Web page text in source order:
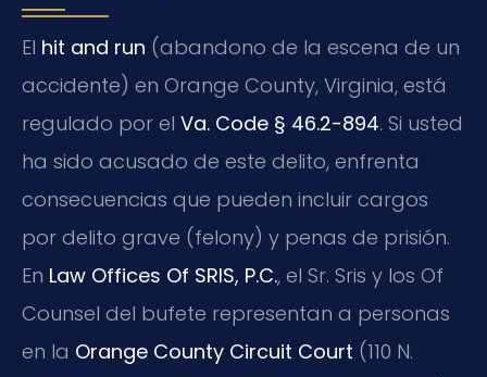
El hit and run (abandono de la escena de un
accidente) en Orange County, Virginia, está
regulado por el Va. Code § 46.2-894. Si usted
ha sido acusado de este delito, enfrenta
consecuencias que pueden incluir cargos
por delito grave (felony) y penas de prisión.
En Law Offices Of SRIS, P.C., el Sr. Sris y los Of
Counsel del bufete representan a personas
en la Orange County Circuit Court (110 N.